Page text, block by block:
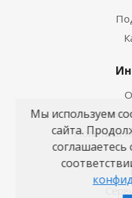
Политика
Мы используем
сайта.